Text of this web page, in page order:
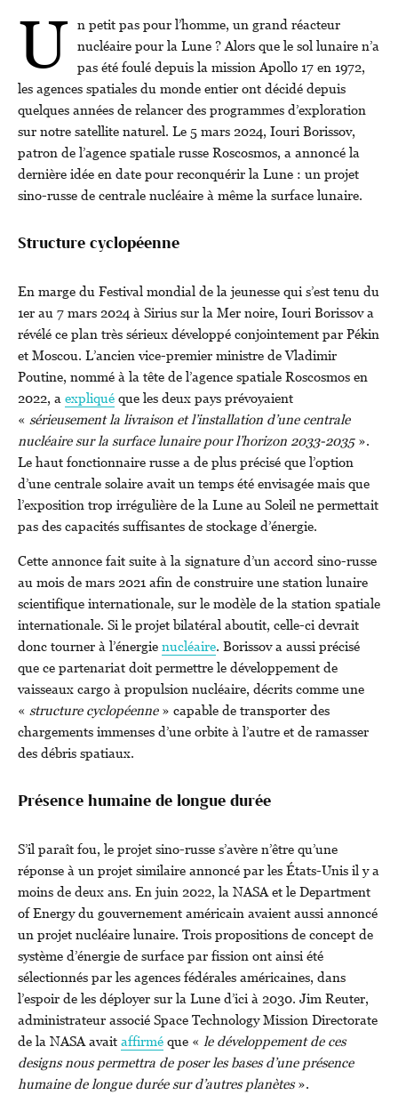
U n petit pas pour l’homme, un grand réacteur
nucléaire pour la Lune ? Alors que le sol lunaire n’a
pas été foulé depuis la mission Apollo 17 en 1972,
les agences spatiales du monde entier ont décidé depuis
quelques années de relancer des programmes d’exploration
sur notre satellite naturel. Le 5 mars 2024, Iouri Borissov,
patron de l’agence spatiale russe Roscosmos, a annoncé la
dernière idée en date pour reconquérir la Lune : un projet
sino-russe de centrale nucléaire à même la surface lunaire.
Structure cyclopéenne
En marge du Festival mondial de la jeunesse qui s’est tenu du
1er au 7 mars 2024 à Sirius sur la Mer noire, Iouri Borissov a
révélé ce plan très sérieux développé conjointement par Pékin
et Moscou. L’ancien vice-premier ministre de Vladimir
Poutine, nommé à la tête de l’agence spatiale Roscosmos en
2022, aexpliquéque les deux pays prévoyaient
« sérieusement la livraison et l’installation d’une centrale
nucléaire sur la surface lunaire pour l’horizon 2033-2035».
Le haut fonctionnaire russe a de plus précisé que l’option
d’une centrale solaire avait un temps été envisagée mais que
l’exposition trop irrégulière de la Lune au Soleil ne permettait
pas des capacités suffisantes de stockage d’énergie.
Cette annonce fait suite à la signature d’un accord sino-russe
au mois de mars 2021 afin de construire une station lunaire
scientifique internationale, sur le modèle de la station spatiale
internationale. Si le projet bilatéral aboutit, celle-ci devrait
donc tourner à l’énergienucléaire. Borissov a aussi précisé
que ce partenariat doit permettre le développement de
vaisseaux cargo à propulsion nucléaire, décrits comme une
« structure cyclopéenne» capable de transporter des
chargements immenses d’une orbite à l’autre et de ramasser
des débris spatiaux.
Présence humaine de longue durée
S’il paraît fou, le projet sino-russe s’avère n’être qu’une
réponse à un projet similaire annoncé par les États-Unis il y a
moins de deux ans. En juin 2022, la NASA et le Department
of Energy du gouvernement américain avaient aussi annoncé
un projet nucléaire lunaire. Trois propositions de concept de
système d’énergie de surface par fission ont ainsi été
sélectionnés par les agences fédérales américaines, dans
l’espoir de les déployer sur la Lune d’ici à 2030. Jim Reuter,
administrateur associé Space Technology Mission Directorate
de la NASA avaitaffirméque « le développement de ces
designs nous permettra de poser les bases d’une présence
humaine de longue durée sur d’autres planètes».